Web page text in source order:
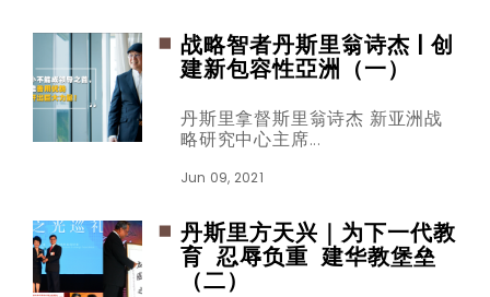
战略智者丹斯里翁诗杰 | 创
建新包容性亞洲（一）
丹斯里拿督斯里翁诗杰 新亚洲战
略研究中心主席
Jun 09, 2021
丹斯里方天兴｜为下一代教
育 忍辱负重 建华教堡垒
（二）